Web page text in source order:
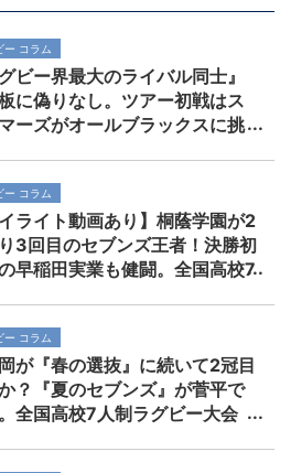
ー コラム
グビー界最大のライバル同士』
に偽りなし。ツアー初戦はス
ーズがオールブラックスに挑
ー コラム
イライト動画あり】桐蔭学園が2
3回目のセブンズ王者！決勝初
早稲田実業も健闘。全国高校7
ー コラム
が『春の選抜』に続いて2冠目
？『夏のセブンズ』が菅平で
全国高校7人制ラグビー大会